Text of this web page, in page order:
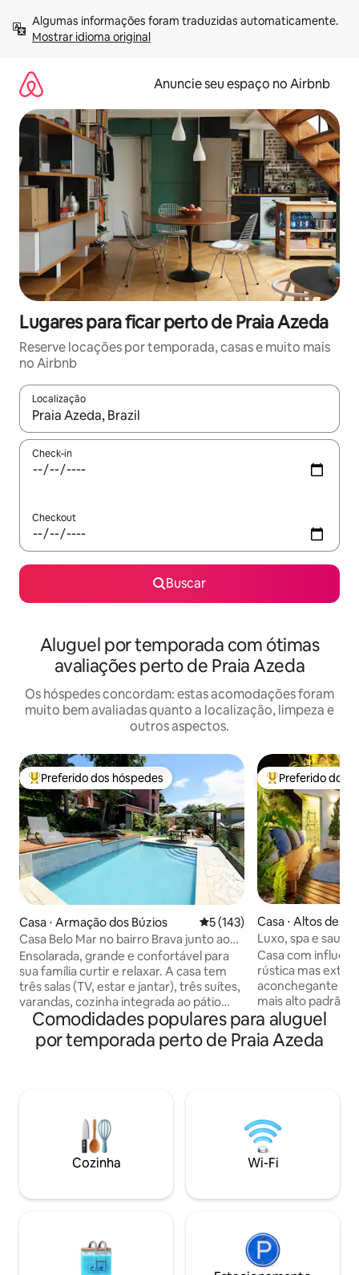
para
Mostrar idioma original
Anuncie seu espaço no Airbnb
Lugares para ficar perto de Praia Azeda
Reserve locações por temporada, casas e muito mais
no Airbnb
Localização
Quando os resultados estiverem disponíveis, explore-os
Check-in
Checkout
Buscar
Aluguel por temporada com ótimas
avaliações perto de Praia Azeda
Os hóspedes concordam: estas acomodações foram
muito bem avaliadas quanto a localização, limpeza e
outros aspectos.
Entre os melhores preferidos dos hóspedes
Preferido dos hóspedes
Casa ⋅ Armação dos Búzios 5 de uma avaliação média de
5 (143)
Casa Belo Mar no bairro Brava junto ao
centro
Ensolarada, grande e confortável para
sua família curtir e relaxar. A casa tem
três salas (TV, estar e jantar), três suítes,
varandas, cozinha integrada ao pátio
externo, com mesa de refeições,
escritório, decks frontal e lateral,
churrasqueira, forno Igloo (mineiro),
Forno, Foca, Ferradura, Brava e Canto.
Entre os
Preferido dos
Casa ⋅ Altos de
Luxo, spa e
Geribá!
Casa com
rústica mas
aconchegante e
mais alto padrão,
banho. Área
churrasqueiras a
Equipamentos
Le Creuset.
para os amantes
Comodidades populares para aluguel
por temporada perto de Praia Azeda
Cozinha Wi-Fi